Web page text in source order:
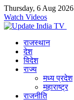
Thursday, 6 Aug 2026
Watch Videos
राजस्थान
देश
विदेश
राज्य
मध्य प्रदेश
महाराष्ट्र
राजनीति